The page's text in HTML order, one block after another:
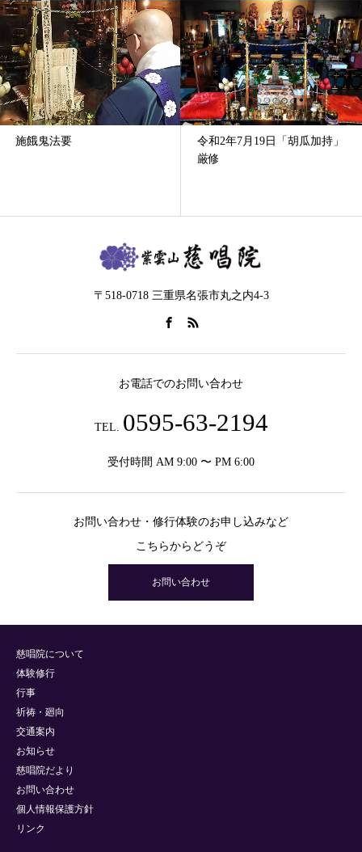
令和2年7月19日「胡瓜加持」
令和2年度
〒518-0718 三重県名張市丸之内4-3
お電話でのお問い合わせ
TEL. 0595-63-2194
受付時間 AM 9:00 〜 PM 6:00
お問い合わせ・修行体験のお申し込みなど
こちらからどうぞ
お問い合わせ
慈唱院について
体験修行
行事
祈祷・廻向
交通案内
お知らせ
慈唱院だより
お問い合わせ
個人情報保護方針
リンク